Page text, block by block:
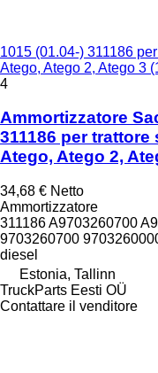
1015 (01.04-) 311186
Atego, Atego 2, Atego 3
4
Ammortizzatore
311186 per
Atego, Atego 2,
34,68 € Netto
Ammortizzatore
311186 A9703260700
9703260700
diesel
Estonia, Tallinn
TruckParts Eesti OÜ
Contattare il venditore